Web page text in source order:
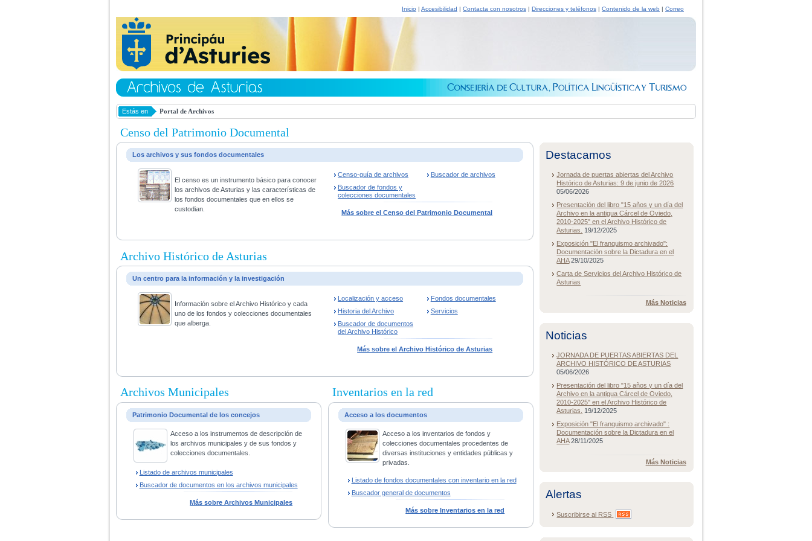
Inicio | Accesibilidad | Contacta con nosotros | Direcciones y teléfonos | Contenido de la web | Correo
Estás en Portal de Archivos
Censo del Patrimonio Documental
Los archivos y sus fondos documentales
El censo es un instrumento básico para conocer
los archivos de Asturias y las características de
los fondos documentales que en ellos se
custodian.
Censo-guía de archivos
Buscador de archivos
Buscador de fondos y
colecciones documentales
Más sobre el Censo del Patrimonio Documental
Archivo Histórico de Asturias
Un centro para la información y la investigación
Información sobre el Archivo Histórico y cada
uno de los fondos y colecciones documentales
que alberga.
Localización y acceso
Fondos documentales
Historia del Archivo
Servicios
Buscador de documentos
del Archivo Histórico
Más sobre el Archivo Histórico de Asturias
Archivos Municipales
Patrimonio Documental de los concejos
Acceso a los instrumentos de descripción de
los archivos municipales y de sus fondos y
colecciones documentales.
Listado de archivos municipales
Buscador de documentos en los archivos municipales
Más sobre Archivos Municipales
Inventarios en la red
Acceso a los documentos
Acceso a los inventarios de fondos y
colecciones documentales procedentes de
diversas instituciones y entidades públicas y
privadas.
Listado de fondos documentales con inventario en la red
Buscador general de documentos
Más sobre Inventarios en la red
Destacamos
Jornada de puertas abiertas del Archivo
Histórico de Asturias: 9 de junio de 2026
05/06/2026
Presentación del libro "15 años y un día del
Archivo en la antigua Cárcel de Oviedo,
2010-2025" en el Archivo Histórico de
Asturias.
19/12/2025
Exposición "El franquismo archivado":
Documentación sobre la Dictadura en el
AHA29/10/2025
Carta de Servicios del Archivo Histórico de
Asturias
Más Noticias
Noticias
JORNADA DE PUERTAS ABIERTAS DEL
ARCHIVO HISTÓRICO DE ASTURIAS
05/06/2026
Presentación del libro "15 años y un día del
Archivo en la antigua Cárcel de Oviedo,
2010-2025" en el Archivo Histórico de
Asturias.
19/12/2025
Exposición "El franquismo archivado" :
Documentación sobre la Dictadura en el
AHA28/11/2025
Más Noticias
Alertas
Suscribirse al RSS